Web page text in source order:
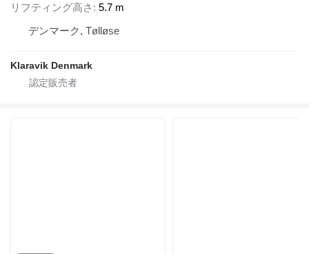
リフティング高さ
5.7 m
デンマーク, Tølløse
Klaravik Denmark